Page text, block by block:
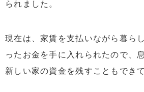
られました。
現在は、家賃を支払いながら暮ら
ったお金を手に入れられたので、
新しい家の資金を残すこともでき